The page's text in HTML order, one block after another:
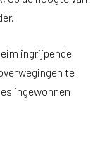
ingrijpende
te
ingewonnen